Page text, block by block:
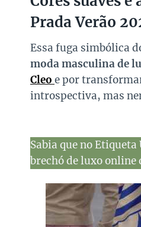
Prada Verão
Essa fuga simbólica
moda masculina de
Cleo e por
introspectiva, mas
Sabia que no
brechó de luxo online